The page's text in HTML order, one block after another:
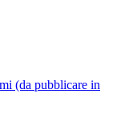
(da pubblicare in